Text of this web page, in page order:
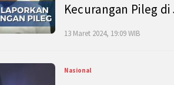
Kecurangan Pileg
13 Maret 2024, 19:09 WIB
Nasional